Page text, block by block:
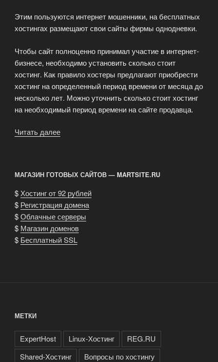
Этим пользуются интернет мошенники, на бесплатных
хостингах размещают свои сайты фирмы однодневки.
Чтобы сайт полноценно принимал участие в интернет-
бизнесе, необходимо установить сколько стоит
хостинг. Как правило хостеры предлагают приобрести
хостинг на определенный период времени от месяца до
несколько лет. Можно уточнить сколько стоит хостинг
на необходимый период времени на сайте продавца.
Читать далее«Сколько
МАГАЗИН ГОТОВЫХ САЙТОВ — MARTSITE.RU
$ Хостинг от 92 рублей
$ Регистрация домена
$Облачные серверы
$ Магазин доменов
$ Бесплатный SSL
МЕТКИ
ExpertHost Linux-Хостинг
REG.RU
Shared-Хостинг
Вопросы по хостингу